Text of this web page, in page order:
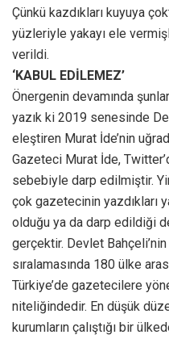
Çünkü kazdıkları kuyuya
yüzleriyle yakayı ele
verildi.
‘KABUL EDİLEMEZ’
Önergenin devamında
yazık ki 2019 senesinde
eleştiren Murat İde’nin
Gazeteci Murat İde,
sebebiyle darp edilmiştir.
çok gazetecinin yazdıkları
olduğu ya da darp edildiği
gerçektir. Devlet
sıralamasında 180 ülke
Türkiye’de gazetecilere
niteliğindedir. En düşük
kurumların çalıştığı bir